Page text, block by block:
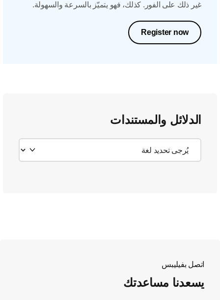
غير ذلك على الفور. كذلك، فهو يتميّز بالسرعة والسهولة.
Register now
الدلائل والمستندات
اتصل بفيليبس
يسعدنا مساعدتك